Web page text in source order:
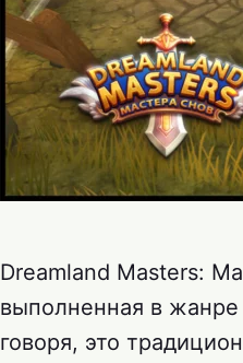
Dreamland Masters:
выполненная в
говоря, это